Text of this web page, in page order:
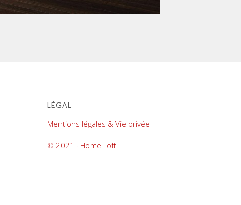
LÉGAL
Mentions légales & Vie privée
© 2021 · Home Loft